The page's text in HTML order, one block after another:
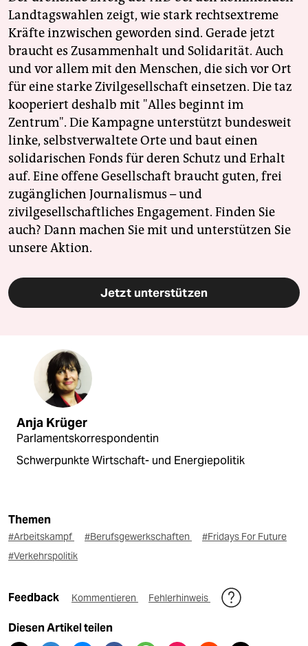
Landtagswahlen zeigt, wie stark rechtsextreme
Kräfte inzwischen geworden sind. Gerade jetzt
braucht es Zusammenhalt und Solidarität. Auch
und vor allem mit den Menschen, die sich vor Ort
für eine starke Zivilgesellschaft einsetzen. Die taz
kooperiert deshalb mit "Alles beginnt im
Zentrum". Die Kampagne unterstützt bundesweit
linke, selbstverwaltete Orte und baut einen
solidarischen Fonds für deren Schutz und Erhalt
auf. Eine offene Gesellschaft braucht guten, frei
zugänglichen Journalismus – und
zivilgesellschaftliches Engagement. Finden Sie
auch? Dann machen Sie mit und unterstützen Sie
unsere Aktion.
Jetzt unterstützen
Anja Krüger
Parlamentskorrespondentin
Schwerpunkte Wirtschaft- und Energiepolitik
Themen
#Arbeitskampf #Berufsgewerkschaften
#Fridays For Future
#Verkehrspolitik
Feedback Kommentieren Fehlerhinweis
Diesen Artikel teilen